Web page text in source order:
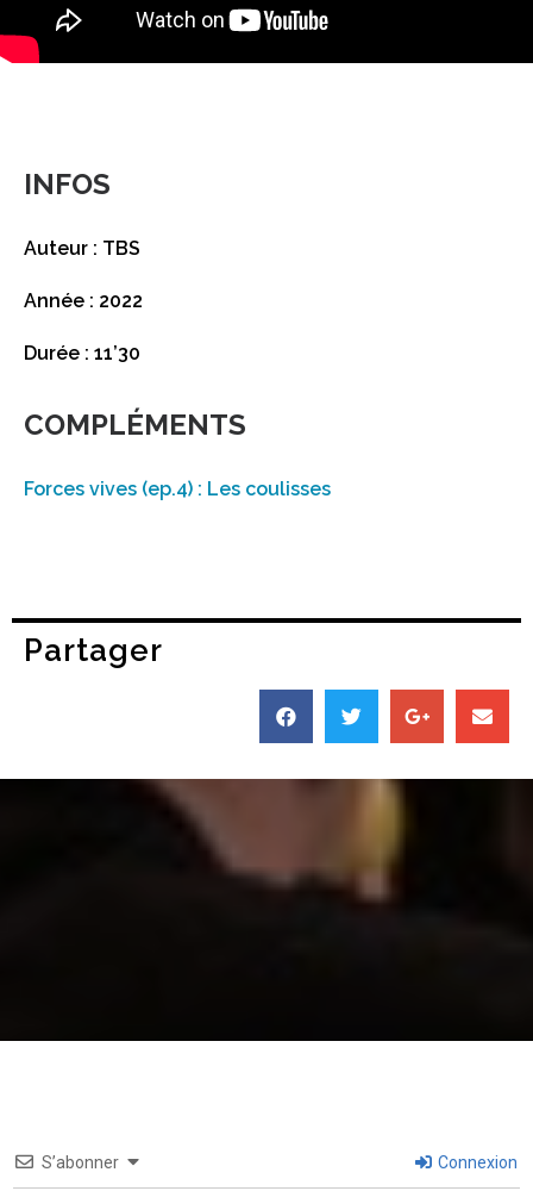
INFOS
Auteur : TBS
Année : 2022
Durée : 11’30
COMPLÉMENTS
Forces vives (ep.4) : Les coulisses
Partager
S’abonner Connexion